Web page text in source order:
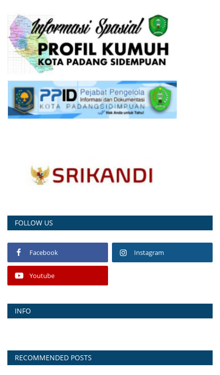
FOLLOW US
Facebook Instagram
Youtube
INFO
RECOMMENDED POSTS